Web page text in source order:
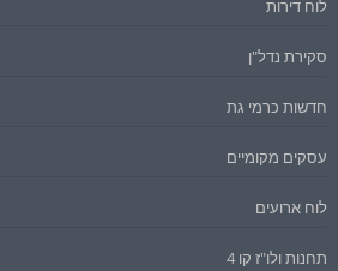
לוח דירות
סקירת נדל"ן
חדשות כרמי גת
עסקים מקומיים
לוח ארועים
תחנות ולו"ז קו 4